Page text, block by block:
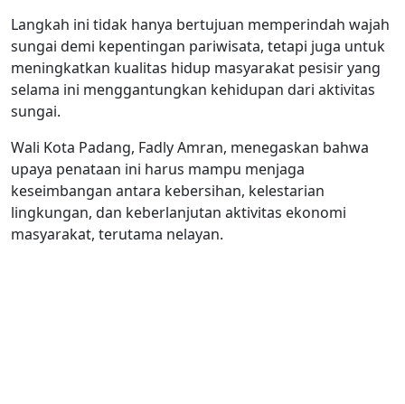
Langkah ini tidak hanya bertujuan memperindah wajah
sungai demi kepentingan pariwisata, tetapi juga untuk
meningkatkan kualitas hidup masyarakat pesisir yang
selama ini menggantungkan kehidupan dari aktivitas
sungai.
Wali Kota Padang, Fadly Amran, menegaskan bahwa
upaya penataan ini harus mampu menjaga
keseimbangan antara kebersihan, kelestarian
lingkungan, dan keberlanjutan aktivitas ekonomi
masyarakat, terutama nelayan.